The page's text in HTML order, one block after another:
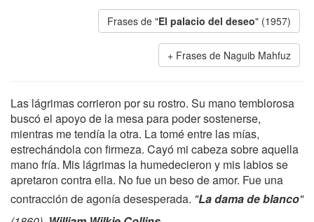
Frases de "El palacio del deseo" (1957)
Frases de Naguib Mahfuz
Las lágrimas corrieron por su rostro. Su mano temblorosa
buscó el apoyo de la mesa para poder sostenerse,
mientras me tendía la otra. La tomé entre las mías,
estrechándola con firmeza. Cayó mi cabeza sobre aquella
mano fría. Mis lágrimas la humedecieron y mis labios se
apretaron contra ella. No fue un beso de amor. Fue una
contracción de agonía desesperada. "La dama de blanco"